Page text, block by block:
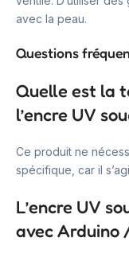
avec la peau.
Questions
Quelle est la
l’encre UV
Ce produit ne
spécifique, car il
L’encre UV
avec Arduino